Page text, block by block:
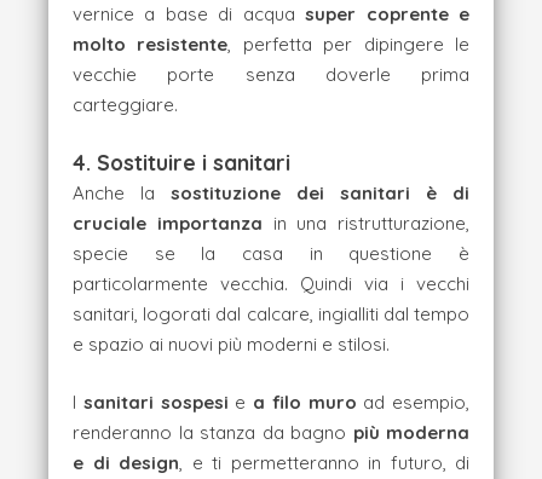
vernice a base di acqua super coprente e
molto resistente, perfetta per dipingere le
vecchie porte senza doverle prima
carteggiare.
4. Sostituire i sanitari
Anche la sostituzione dei sanitari è di
cruciale importanza in una ristrutturazione,
specie se la casa in questione è
particolarmente vecchia. Quindi via i vecchi
sanitari, logorati dal calcare, ingialliti dal tempo
e spazio ai nuovi più moderni e stilosi.
I sanitari sospesi e a filo muro ad esempio,
renderanno la stanza da bagno più moderna
e di design, e ti permetteranno in futuro, di